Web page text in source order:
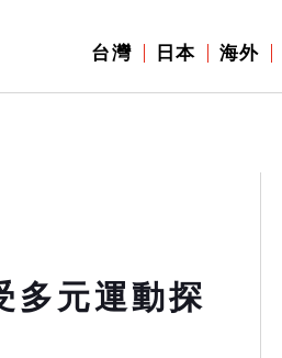
台灣 日本 海外
多元運動探